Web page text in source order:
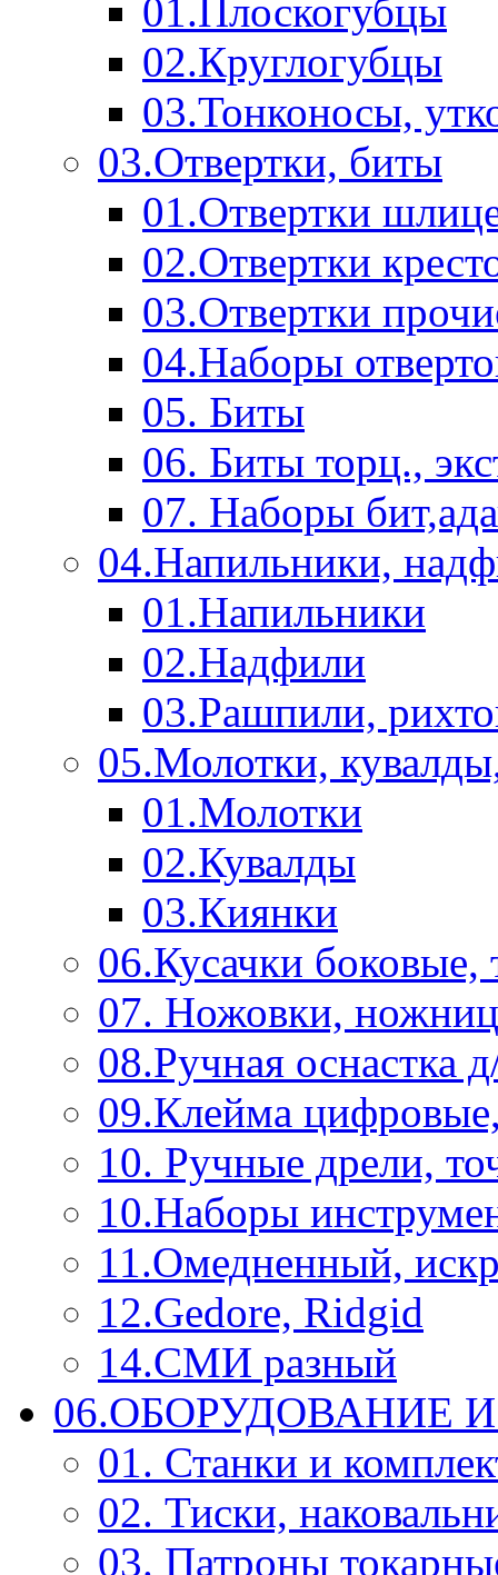
01.Плоскогубцы
02.Круглогубцы
03.Тонконосы,
03.Отвертки, биты
01.Отвертки
02.Отвертки
03.Отвертки
04.Наборы
05. Биты
06. Биты торц.,
07. Наборы
04.Напильники,
01.Напильники
02.Надфили
03.Рашпили,
05.Молотки,
01.Молотки
02.Кувалды
03.Киянки
06.Кусачки боковые,
07. Ножовки,
08.Ручная оснастка
09.Клейма
10. Ручные дрели,
10.Наборы
11.Омедненный,
12.Gedore, Ridgid
14.СМИ разный
06.ОБОРУДОВАНИЕ
01. Станки и
02. Тиски,
03. Патроны